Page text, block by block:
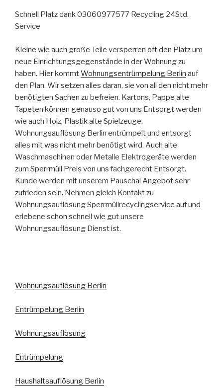
Schnell Platz dank 03060977577 Recycling 24Std.
Service
Kleine wie auch große Teile versperren oft den Platz um
neue Einrichtungsgegenstände in der Wohnung zu
haben. Hier kommtWohnungsentrümpelung Berlin auf
den Plan. Wir setzen alles daran, sie von all den nicht mehr
benötigten Sachen zu befreien. Kartons, Pappe alte
Tapeten können genauso gut von uns Entsorgt werden
wie auch Holz, Plastik alte Spielzeuge.
Wohnungsauflösung Berlin entrümpelt und entsorgt
alles mit was nicht mehr benötigt wird. Auch alte
Waschmaschinen oder Metalle Elektrogeräte werden
zum Sperrmüll Preis von uns fachgerecht Entsorgt.
Kunde werden mit unserem Pauschal Angebot sehr
zufrieden sein. Nehmen gleich Kontakt zu
Wohnungsauflösung Sperrmüllrecyclingservice auf und
erlebene schon schnell wie gut unsere
Wohnungsauflösung Dienst ist.
Wohnungsauflösung Berlin
Entrümpelung Berlin
Wohnungsauflösung
Entrümpelung
Haushaltsauflösung Berlin